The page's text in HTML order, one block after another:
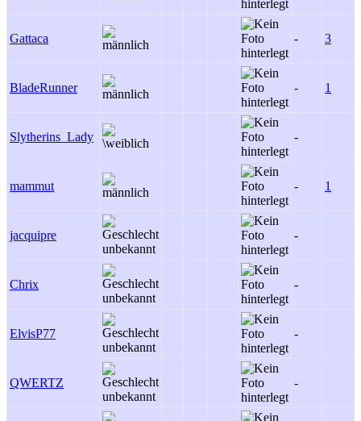
Gattaca - 3
BladeRunner - 1
Slytherins_Lady -
mammut - 1
jacquipre -
Chrix -
ElvisP77 -
QWERTZ -